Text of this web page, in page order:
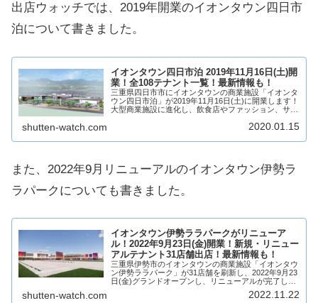
出店ウォッチでは、2019年開業のイオンタウン四日市
泊について書きました。
イオンタウン四日市泊 2019年11月16日(土)開
業！全108テナント一覧！最新情報も！
三重県四日市市にイオンタウンの商業施設「イオンタ
ウン四日市泊」が2019年11月16日(土)に開業します！
大型商業施設に進化し、飲食店やファッション、サー
が出店へ！テナントは？アクセスは？そ...
shutten-watch.com 2020.01.15
また、2022年9月リニューアルのイオンタウン伊勢ラ
ラパークについても書きました。
イオンタウン伊勢ララパークがリニューア
ル！2022年9月23日(金)開業！新規・リニュー
アルテナント31店舗出店！最新情報も！
三重県伊勢市のイオンタウンの商業施設「イオンタウ
ン伊勢ララパーク」が31店舗を刷新し、2022年9月23
日(金)グランドオープンし、リニューアルが完了しま
す！ファッションや雑貨を中心に新規テナント10店舗
が出店！そんな、イオンタウン伊勢ララ...
shutten-watch.com 2022.11.22